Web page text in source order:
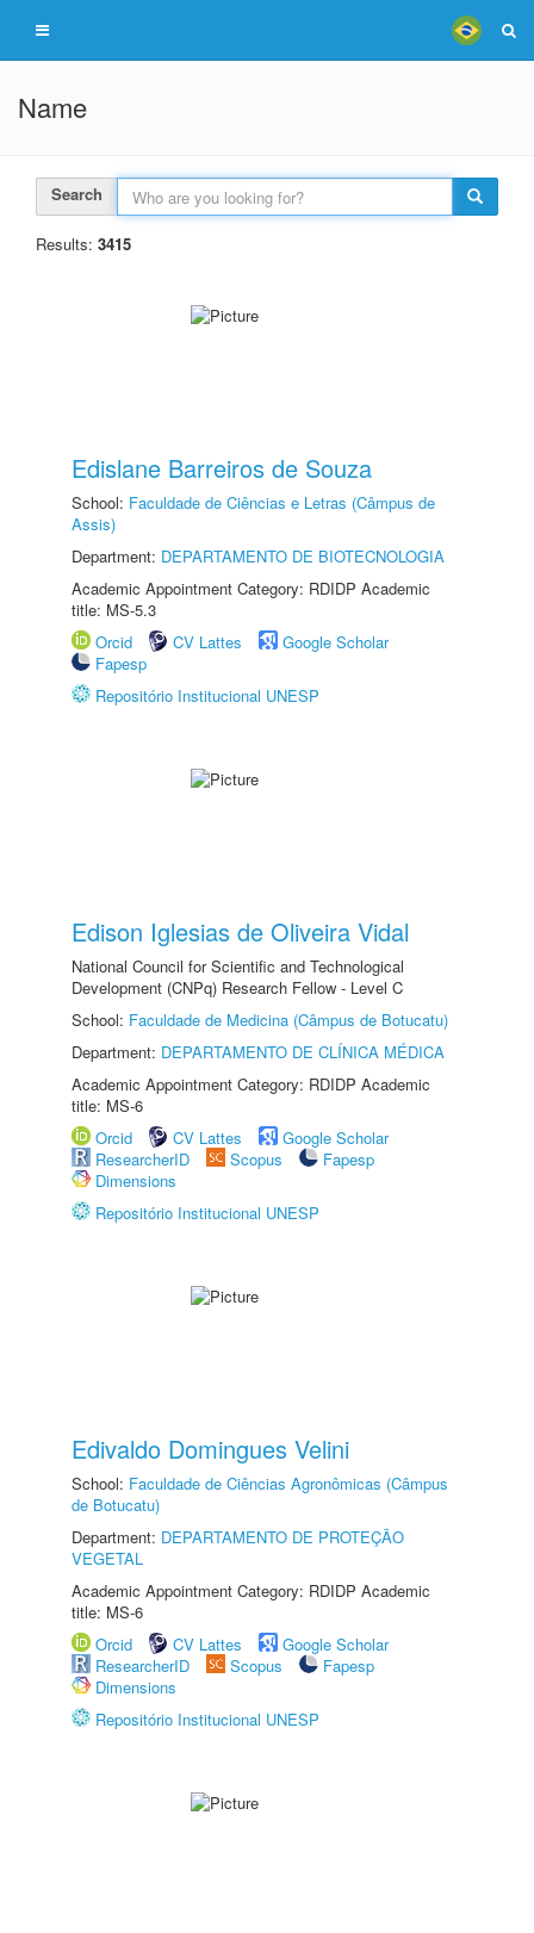
Name
Search
Results: 3415
Edislane Barreiros de Souza
School: Faculdade de Ciências e Letras (Câmpus de
Assis)
Department: DEPARTAMENTO DE BIOTECNOLOGIA
Academic Appointment Category: RDIDP Academic
title: MS-5.3
Orcid
CV Lattes
Google Scholar
Fapesp
Repositório Institucional UNESP
Edison Iglesias de Oliveira Vidal
National Council for Scientific and Technological
Development (CNPq) Research Fellow - Level C
School: Faculdade de Medicina (Câmpus de Botucatu)
Department: DEPARTAMENTO DE CLÍNICA MÉDICA
Academic Appointment Category: RDIDP Academic
title: MS-6
Orcid
CV Lattes
Google Scholar
ResearcherID
Scopus
Fapesp
Dimensions
Repositório Institucional UNESP
Edivaldo Domingues Velini
School: Faculdade de Ciências Agronômicas (Câmpus
de Botucatu)
Department: DEPARTAMENTO DE PROTEÇÃO
VEGETAL
Academic Appointment Category: RDIDP Academic
title: MS-6
Orcid
CV Lattes
Google Scholar
ResearcherID
Scopus
Fapesp
Dimensions
Repositório Institucional UNESP